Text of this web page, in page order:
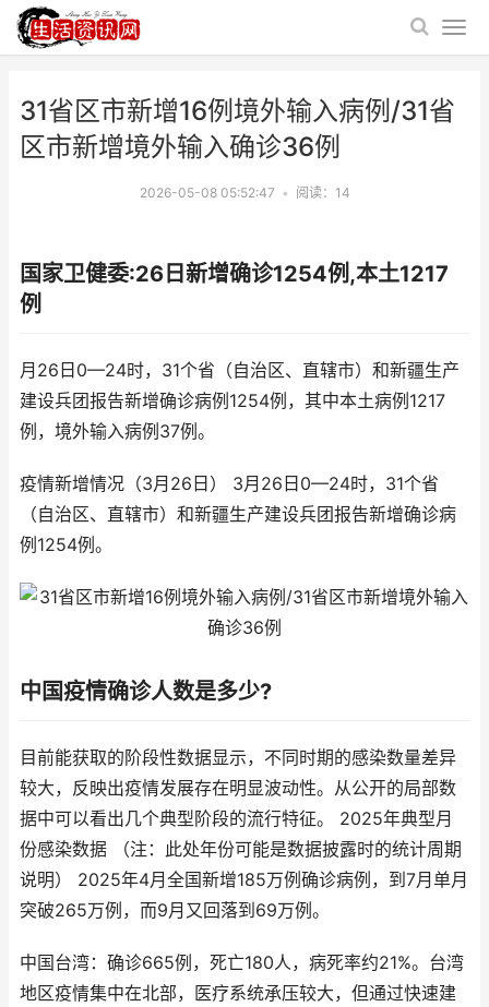
31省区市新增16例境外输入病例/31省
区市新增境外输入确诊36例
2026-05-08 05:52:47 • 阅读： 14
国家卫健委:26日新增确诊1254例,本土1217
例
月26日0—24时，31个省（自治区、直辖市）和新疆生产
建设兵团报告新增确诊病例1254例，其中本土病例1217
例，境外输入病例37例。
疫情新增情况（3月26日） 3月26日0—24时，31个省
（自治区、直辖市）和新疆生产建设兵团报告新增确诊病
例1254例。
中国疫情确诊人数是多少?
目前能获取的阶段性数据显示，不同时期的感染数量差异
较大，反映出疫情发展存在明显波动性。从公开的局部数
据中可以看出几个典型阶段的流行特征。 2025年典型月
份感染数据 （注：此处年份可能是数据披露时的统计周期
说明） 2025年4月全国新增185万例确诊病例，到7月单月
突破265万例，而9月又回落到69万例。
中国台湾：确诊665例，死亡180人，病死率约21%。台湾
地区疫情集中在北部，医疗系统承压较大，但通过快速建